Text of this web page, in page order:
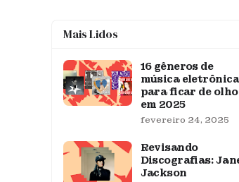
Mais Lidos
16 gêneros de
música eletrônica
para ficar de olho
em 2025
fevereiro 24, 2025
Revisando
Discografias:
Jackson